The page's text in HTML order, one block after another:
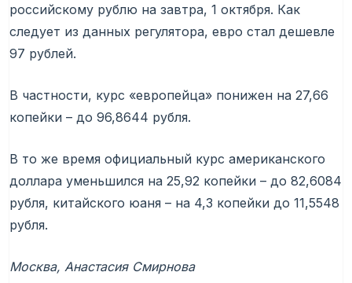
российскому рублю на завтра, 1 октября. Как
следует из данных регулятора, евро стал дешевле
97 рублей.
В частности, курс «европейца» понижен на 27,66
копейки – до 96,8644 рубля.
В то же время официальный курс американского
доллара уменьшился на 25,92 копейки – до 82,6084
рубля, китайского юаня – на 4,3 копейки до 11,5548
рубля.
Москва, Анастасия Смирнова